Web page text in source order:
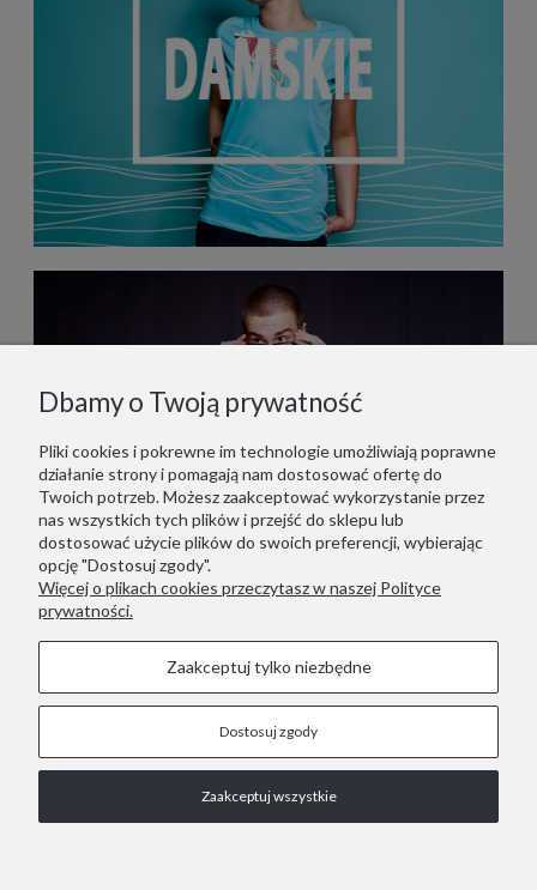
STOPKA
COPYRIGHT © 2021 RED LIZARD.
Dbamy o Twoją prywatność
Pliki cookies i pokrewne im technologie umożliwiają poprawne
działanie strony i pomagają nam dostosować ofertę do
Twoich potrzeb. Możesz zaakceptować wykorzystanie przez
nas wszystkich tych plików i przejść do sklepu lub
dostosować użycie plików do swoich preferencji, wybierając
opcję "Dostosuj zgody".
Więcej o plikach cookies przeczytasz w naszej Polityce
prywatności.
Zaakceptuj tylko niezbędne
Dostosuj zgody
Zaakceptuj wszystkie